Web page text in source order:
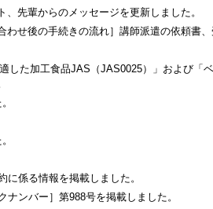
先輩からのメッセージを更新しました。
わせ後の手続きの流れ］講師派遣の依頼書
した加工食品JAS（JAS0025）」および「
に係る情報を掲載しました。
ナンバー］第988号を掲載しました。